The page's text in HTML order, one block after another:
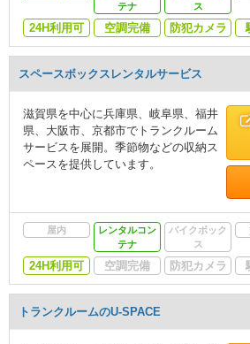
テナ
ス
24H利用可 空調完備 防犯カメラ
スペースボックスレンタルサービス
滋賀県を中心に兵庫県、岐阜県、福井
県、大阪市、京都市でトランクルーム
サービスを展開。季節物などの収納ス
ペースを提供しています。
屋内
レンタルコン
テナ
バイクボック
ス
24H利用可 空調完備 防犯カメラ
トランクルームのU-SPACE